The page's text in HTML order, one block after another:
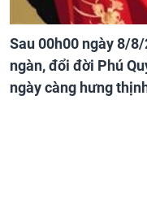
Sau 00h00 ngày 8/
ngàn, đổi đời Phú
ngày càng hưng